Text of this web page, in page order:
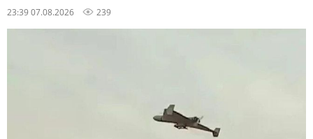
23:39 07.08.2026 239